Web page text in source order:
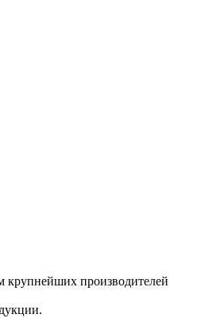
крупнейших производителей